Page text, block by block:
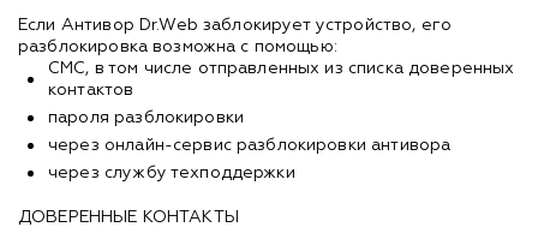
Если Антивор Dr.Web заблокирует устройство, его
разблокировка возможна с помощью:
СМС, в том числе отправленных из списка доверенных
контактов
пароля разблокировки
через онлайн-сервис разблокировки антивора
через службу техподдержки
ДОВЕРЕННЫЕ КОНТАКТЫ